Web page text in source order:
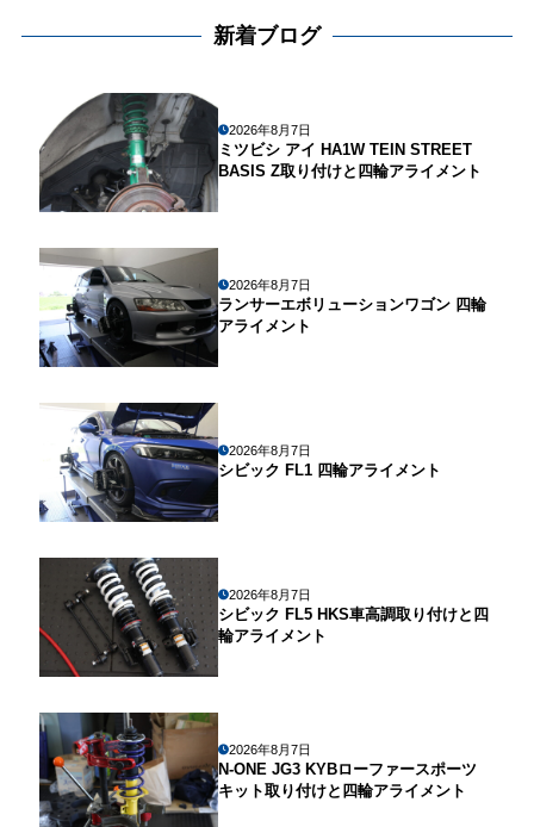
新着ブログ
2026年8月7日
ミツビシ アイ HA1W TEIN STREET
BASIS Z取り付けと四輪アライメント
2026年8月7日
ランサーエボリューションワゴン 四輪
アライメント
2026年8月7日
シビック FL1 四輪アライメント
2026年8月7日
シビック FL5 HKS車高調取り付けと四
輪アライメント
2026年8月7日
N-ONE JG3 KYBローファースポーツ
キット取り付けと四輪アライメント